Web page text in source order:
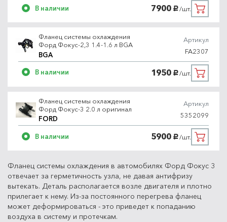
В наличии 7900 руб./шт.
Фланец системы охлаждения
Форд Фокус-2,3 1.4-1.6 л BGA
BGA
Артикул
FA2307
В наличии 1950 руб./шт.
Фланец системы охлаждения
Форд Фокус-3 2.0 л оригинал
FORD
Артикул
5352099
В наличии 5900 руб./шт.
Фланец системы охлаждения в автомобилях Форд Фокус 3
отвечает за герметичность узла, не давая антифризу
вытекать. Деталь располагается возле двигателя и плотно
прилегает к нему. Из-за постоянного перегрева фланец
может деформироваться - это приведет к попаданию
воздуха в систему и протечкам.